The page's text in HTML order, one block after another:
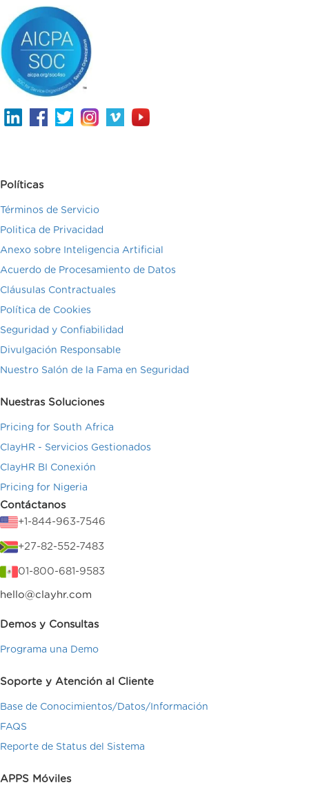
Políticas
Términos de Servicio
Politica de Privacidad
Anexo sobre Inteligencia Artificial
Acuerdo de Procesamiento de Datos
Cláusulas Contractuales
Política de Cookies
Seguridad y Confiabilidad
Divulgación Responsable
Nuestro Salón de la Fama en Seguridad
Nuestras Soluciones
Pricing for South Africa
ClayHR - Servicios Gestionados
ClayHR BI Conexión
Pricing for Nigeria
Contáctanos
+1-844-963-7546
+27-82-552-7483
01-800-681-9583
hello@clayhr.com
Demos y Consultas
Programa una Demo
Soporte y Atención al Cliente
Base de Conocimientos/Datos/Información
FAQS
Reporte de Status del Sistema
APPS Móviles